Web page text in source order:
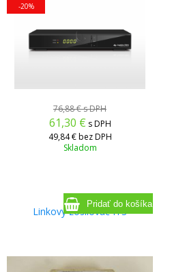
-20%
76,88 €s DPH
61,30 € s DPH
49,84 € bez DPH
Skladom
Linkový zosilovač ITS